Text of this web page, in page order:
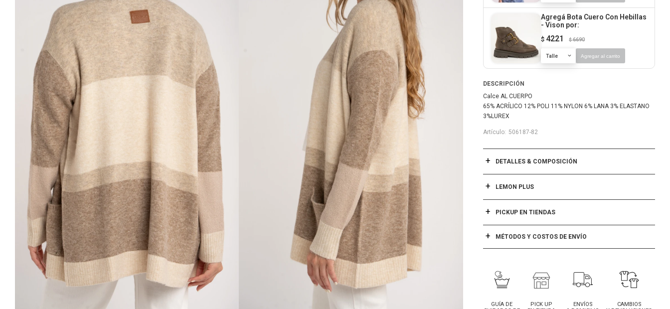
Agregá Bota Cuero Con Hebillas
- Vison por:
$ 4221 $ 6690
Talle Agregar al carrito
DESCRIPCIÓN
Calce AL CUERPO
65% ACRÍLICO 12% POLI 11% NYLON 6% LANA 3% ELASTANO
3%LUREX
506187-82
DETALLES & COMPOSICIÓN
LEMON PLUS
PICKUP EN TIENDAS
MÉTODOS Y COSTOS DE ENVÍO
GUÍA DE
PICK UP
ENVÍOS
CAMBIOS